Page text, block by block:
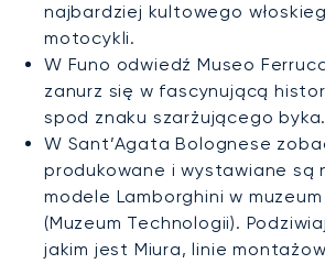
najbardziej kultowego
motocykli.
W Funo odwiedź Museo
zanurz się w fascynującą
spod znaku szarżującego byka.
W Sant’Agata Bolognese
produkowane i wystawiane są
modele Lamborghini w muzeum
(Muzeum Technologii).
jakim jest Miura, linie